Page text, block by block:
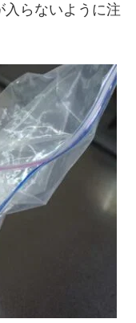
入らないように注